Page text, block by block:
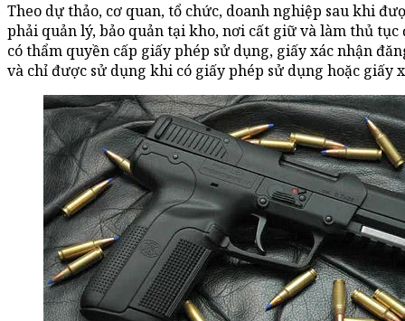
Theo dự thảo, cơ quan, tổ chức, doanh nghiệp sau khi
phải quản lý, bảo quản tại kho, nơi cất giữ và làm thủ tục
có thẩm quyền cấp giấy phép sử dụng, giấy xác nhận
và chỉ được sử dụng khi có giấy phép sử dụng hoặc giấy